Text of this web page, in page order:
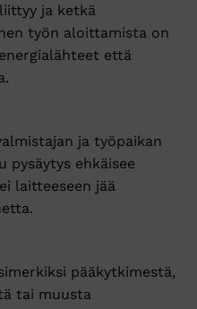
ja ketkä
työn aloittamista on
että
ja työpaikan
pysäytys ehkäisee
laitteeseen jää
pääkytkimestä,
tai muusta